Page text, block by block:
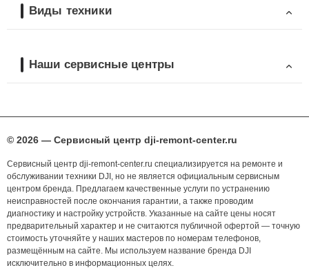
Виды техники
Наши сервисные центры
© 2026 — Сервисный центр dji-remont-center.ru
Сервисный центр dji-remont-center.ru специализируется на ремонте и
обслуживании техники DJI, но не является официальным сервисным
центром бренда. Предлагаем качественные услуги по устранению
неисправностей после окончания гарантии, а также проводим
диагностику и настройку устройств. Указанные на сайте цены носят
предварительный характер и не считаются публичной офертой — точную
стоимость уточняйте у наших мастеров по номерам телефонов,
размещённым на сайте. Мы используем название бренда DJI
исключительно в информационных целях.